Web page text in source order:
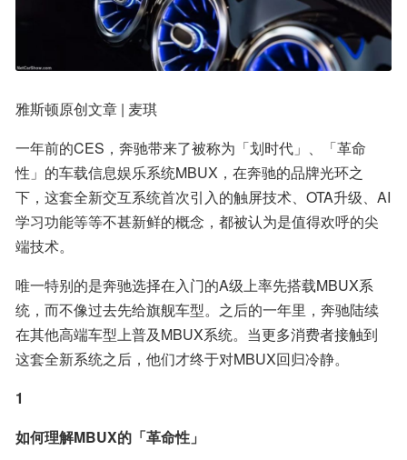
雅斯顿原创文章 | 麦琪
一年前的CES，奔驰带来了被称为「划时代」、「革命
性」的车载信息娱乐系统MBUX，在奔驰的品牌光环之
下，这套全新交互系统首次引入的触屏技术、OTA升级、AI
学习功能等等不甚新鲜的概念，都被认为是值得欢呼的尖
端技术。
唯一特别的是奔驰选择在入门的A级上率先搭载MBUX系
统，而不像过去先给旗舰车型。之后的一年里，奔驰陆续
在其他高端车型上普及MBUX系统。当更多消费者接触到
这套全新系统之后，他们才终于对MBUX回归冷静。
1
如何理解MBUX的「革命性」